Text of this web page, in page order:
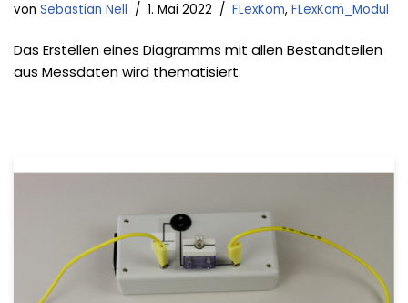
von Sebastian Nell 1. Mai 2022 FLexKom, FLexKom_Modul
Das Erstellen eines Diagramms mit allen Bestandteilen
aus Messdaten wird thematisiert.